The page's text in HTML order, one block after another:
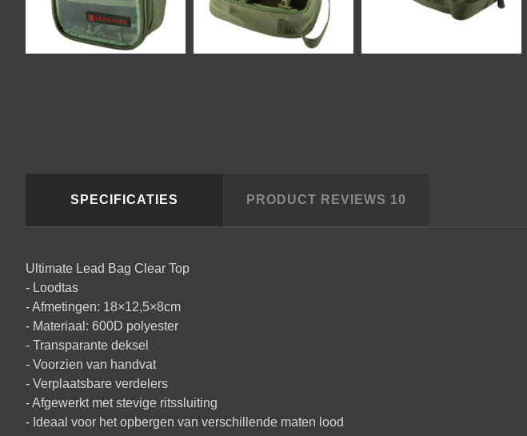
SPECIFICATIES PRODUCT REVIEWS 10
Ultimate Lead Bag Clear Top
- Loodtas
- Afmetingen: 18×12,5×8cm
- Materiaal: 600D polyester
- Transparante deksel
- Voorzien van handvat
- Verplaatsbare verdelers
- Afgewerkt met stevige ritssluiting
- Ideaal voor het opbergen van verschillende maten lood